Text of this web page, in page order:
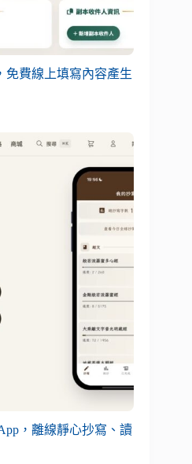
免費線上填寫內容產生
，離線靜心抄寫、讀